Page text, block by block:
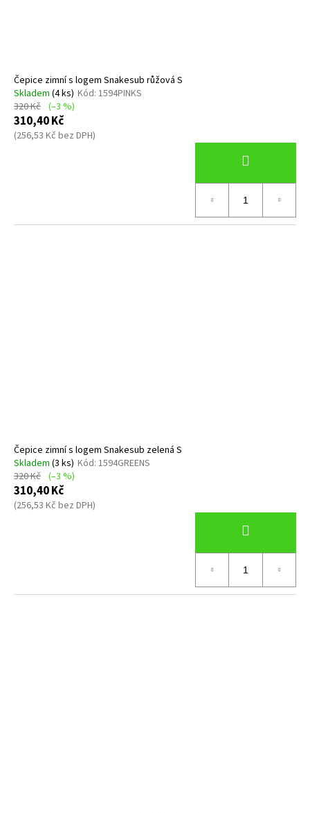
Čepice zimní s logem Snakesub růžová S
Skladem (4 ks) Kód: 1594PINKS
320 Kč (–3 %)
310,40 Kč
(256,53 Kč bez DPH)
Čepice zimní s logem Snakesub zelená S
Skladem (3 ks) Kód: 1594GREENS
320 Kč (–3 %)
310,40 Kč
(256,53 Kč bez DPH)